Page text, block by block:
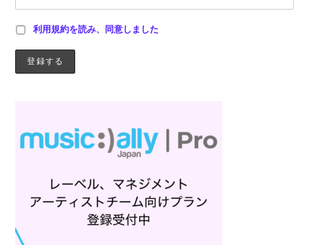
利用規約を読み、同意しました